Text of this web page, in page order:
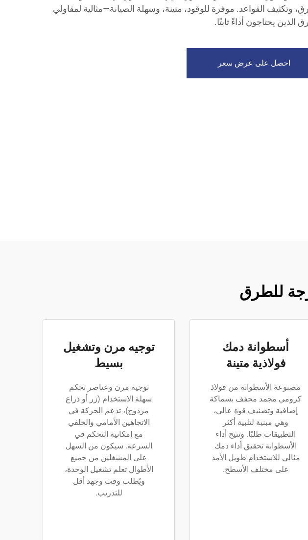
وتكثيف القواعد. موفرة للوقود، متينة، وسهلة الصيانة—مثالية لمقاولي
الذين يحتاجون أداءً ثابتًا.
احصل على عرض سعر
للطرق
أسطوانة دمك
فولاذية متينة
مصنوعة الأسطوانة من فولاذ
كرومي مجمد مجفف بسماكة
إضافية وتصنيف قوة عالي،
وهي مبنية لتلبية أكثر
التطبيقات طلبًا. وتتيح أداء
الأسطوانة تحقيق أداء دمك
مثالي للاستخدام طويل الأمد
على مختلف الأسطح.
توجيه مرن وتشغيل
بسيط
توجيه مرن وعناصر تحكم
سهلة الاستخدام (زر أو ذراع
مزدوج)، تدعم الحركة في
الاتجاهين الأمامي والخلفي
مع إمكانية التحكم في
السرعة. سيكون من السهل
على المشغلين من جميع
الأطوال تعلم تشغيل الوحدة،
ويُطلب وقت وجهد أقل
للتدريب.